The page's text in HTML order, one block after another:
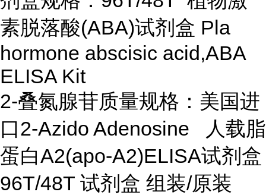
素脱落酸(ABA)试剂盒 Pla
hormone abscisic acid,ABA
ELISA Kit
2-叠氮腺苷质量规格：美国进
口2-Azido Adenosine 人载脂
蛋白A2(apo-A2)ELISA试剂盒
96T/48T 试剂盒 组装/原装